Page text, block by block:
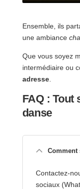
Ensemble, ils
une ambiance
Que vous soyez
intermédiaire ou
adresse.
FAQ : Tout
danse
Contactez-
sociaux